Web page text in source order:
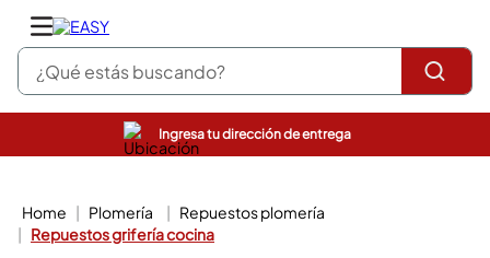
¿Qué estás buscando?
Ingresa tu dirección de entrega
plomería
repuestos plomería
repuestos grifería cocina
pinturas
cocinas integrales
sanitarios